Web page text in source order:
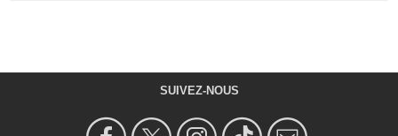
SUIVEZ-NOUS